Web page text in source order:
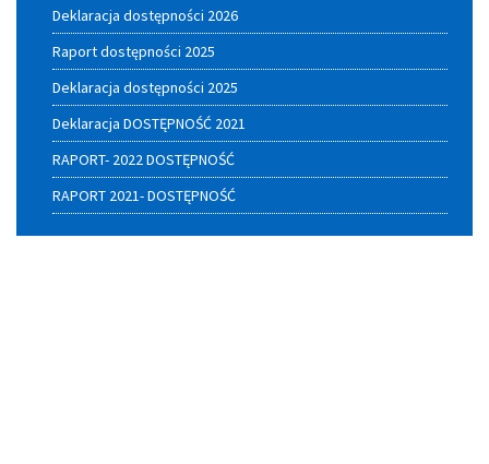
Deklaracja dostępności 2026
Raport dostępności 2025
Deklaracja dostępności 2025
Deklaracja DOSTĘPNOŚĆ 2021
RAPORT- 2022 DOSTĘPNOŚĆ
RAPORT 2021- DOSTĘPNOŚĆ